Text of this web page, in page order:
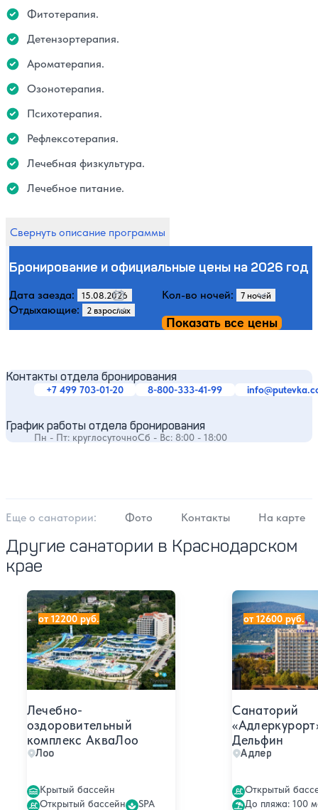
Фитотерапия.
Детензортерапия.
Ароматерапия.
Озонотерапия.
Психотерапия.
Рефлексотерапия.
Лечебная физкультура.
Лечебное питание.
Свернуть описание программы
Бронирование и официальные цены на 2026 год
Дата заезда:
Кол-во ночей:
Отдыхающие:
Показать все цены
Контакты отдела бронирования
+7 499 703-01-20 8-800-333-41-99
График работы отдела бронирования
Пн - Пт: круглосуточноСб - Вс: 8:00 - 18:00
Еще о cанатории: Фото Контакты На карте
Другие санатории в Краснодарском
крае
Лечебно-
оздоровительный
комплекс АкваЛоо
Лоо
Крытый бассейн
Открытый бассейн
SPA
Лечебно-оздоровительный комплекс АкваЛоо
от 12200 руб.
Санаторий
Дельфин
Адлер
Открытый
До пляжа: 100
Санаторий
от 12600 руб.